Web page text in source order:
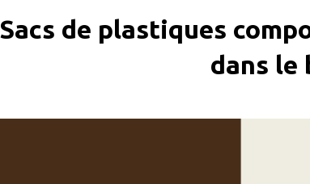
Sacs de plastiques
dans le